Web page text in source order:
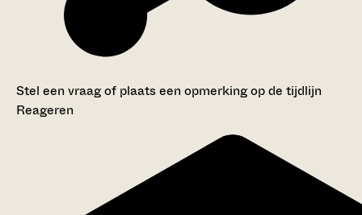
Stel een vraag of plaats een opmerking op de tijdlijn
Reageren